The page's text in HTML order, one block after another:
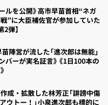
ルを公開》高市早苗首相“ネガ
”に大臣補佐官が参加していた
2弾】
陣営が流した「進次郎は無能」
バーが実名証言》《1日100本の
成・拡散した林芳正「誹謗中傷
アウトー！」小泉進次郎も標的に